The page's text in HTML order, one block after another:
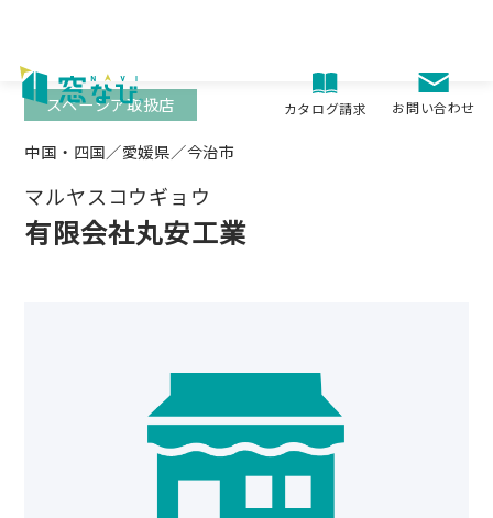
content
カタログ請求 お問い合わせ
中国・四国／愛媛県／今治市
マルヤスコウギョウ
有限会社丸安工業
スペーシア取扱店